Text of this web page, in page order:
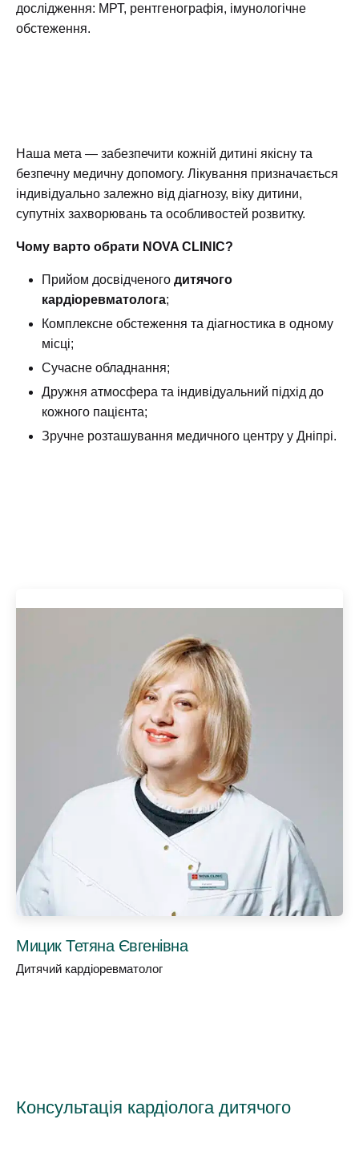
дослідження: МРТ, рентгенографія, імунологічне
обстеження.
Наша мета — забезпечити кожній дитині якісну та
безпечну медичну допомогу. Лікування призначається
індивідуально залежно від діагнозу, віку дитини,
супутніх захворювань та особливостей розвитку.
Чому варто обрати NOVA CLINIC?
Прийом досвідченого дитячого
кардіоревматолога;
Комплексне обстеження та діагностика в одному
місці;
Сучасне обладнання;
Дружня атмосфера та індивідуальний підхід до
кожного пацієнта;
Зручне розташування медичного центру у Дніпрі.
Мицик Тетяна Євгенівна
Дитячий кардіоревматолог
Консультація кардіолога дитячого